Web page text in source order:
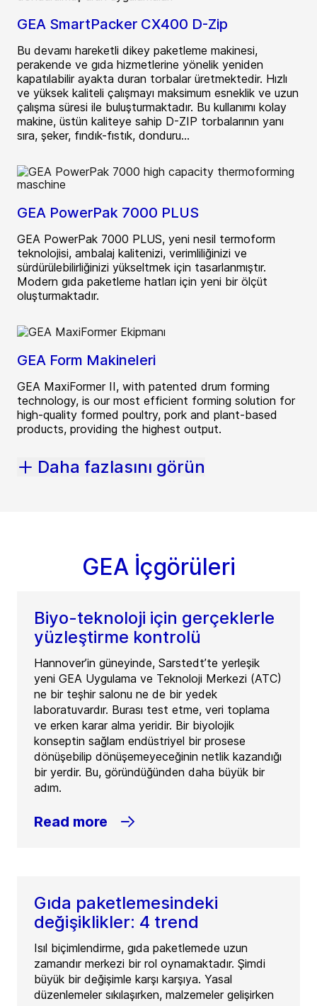
GEA SmartPacker CX400 D-Zip
Bu devamı hareketli dikey paketleme makinesi,
perakende ve gıda hizmetlerine yönelik yeniden
kapatılabilir ayakta duran torbalar üretmektedir. Hızlı
ve yüksek kaliteli çalışmayı maksimum esneklik ve uzun
çalışma süresi ile buluşturmaktadır. Bu kullanımı kolay
makine, üstün kaliteye sahip D-ZIP torbalarının yanı
sıra, şeker, fındık-fıstık, donduru...
GEA PowerPak 7000 PLUS
GEA PowerPak 7000 PLUS, yeni nesil termoform
teknolojisi, ambalaj kalitenizi, verimliliğinizi ve
sürdürülebilirliğinizi yükseltmek için tasarlanmıştır.
Modern gıda paketleme hatları için yeni bir ölçüt
oluşturmaktadır.
GEA Form Makineleri
GEA MaxiFormer II, with patented drum forming
technology, is our most efficient forming solution for
high-quality formed poultry, pork and plant-based
products, providing the highest output.
Daha fazlasını görün
GEA İçgörüleri
Biyo-teknoloji için gerçeklerle
yüzleştirme kontrolü
Hannover’in güneyinde, Sarstedt’te yerleşik
yeni GEA Uygulama ve Teknoloji Merkezi (ATC)
ne bir teşhir salonu ne de bir yedek
laboratuvardır. Burası test etme, veri toplama
ve erken karar alma yeridir. Bir biyolojik
konseptin sağlam endüstriyel bir prosese
dönüşebilip dönüşemeyeceğinin netlik kazandığı
bir yerdir. Bu, göründüğünden daha büyük bir
adım.
Read more
Gıda paketlemesindeki
değişiklikler: 4 trend
Isıl biçimlendirme, gıda paketlemede uzun
zamandır merkezi bir rol oynamaktadır. Şimdi
büyük bir değişimle karşı karşıya. Yasal
düzenlemeler sıkılaşırken, malzemeler gelişirken